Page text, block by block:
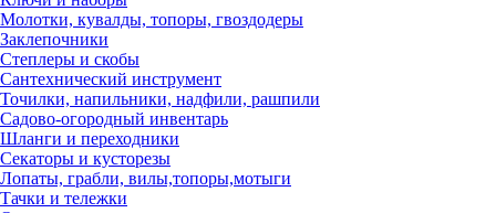
Молотки, кувалды, топоры, гвоздодеры
Заклепочники
Степлеры и скобы
Сантехнический инструмент
Точилки, напильники, надфили, рашпили
Садово-огородный инвентарь
Шланги и переходники
Секаторы и кусторезы
Лопаты, грабли, вилы,топоры,мотыги
Тачки и тележки